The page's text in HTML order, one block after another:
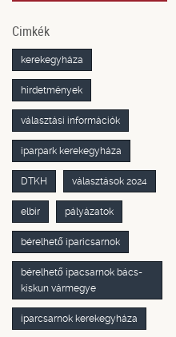
Cimkék
kerekegyháza
hirdetmények
választási információk
iparpark kerekegyháza
DTKH választások 2024
elbir pályázatok
bérelhető iparicsarnok
bérelhető ipacsarnok bács-
kiskun vármegye
iparcsarnok kerekegyháza